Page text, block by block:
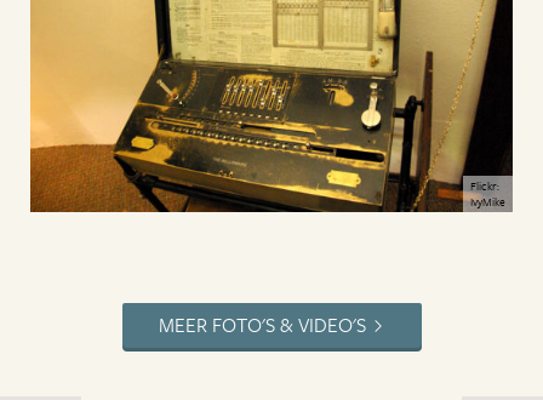
Flickr:
IvyMike
MEER FOTO'S & VIDEO'S